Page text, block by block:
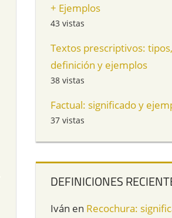
+ Ejemplos
43 vistas
Textos prescriptivos: tipos,
definición y ejemplos
38 vistas
Factual: significado y
37 vistas
DEFINICIONES
Iván en Recochura: